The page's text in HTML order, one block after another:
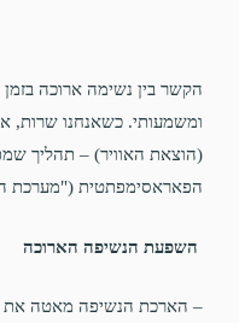
הקשר בין נשימה ארוכה
ומשמעותי. כשאנחנו שרות,
(הוצאת האוויר) – תהליך
הפאראסימפתטית ("מערכת
השפעת הנשיפה הארוכה
– הארכת הנשיפה מאטה את